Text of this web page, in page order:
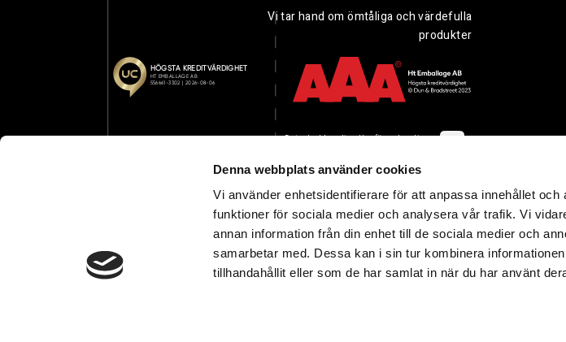
Denna webbplats använder cookies
Vi använder enhetsidentifierare för att anpassa innehållet
funktioner för sociala medier och analysera vår trafik. Vi
annan information från din enhet till de sociala medier och
samarbetar med. Dessa kan i sin tur kombinera
tillhandahållit eller som de har samlat in när du har använt
Vi tar hand om ömtåliga och värdefulla
produkter
Dataskyddspolicy Uppförandepolicy